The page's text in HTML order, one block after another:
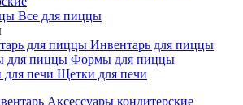
Все для пиццы
Инвентарь для пиццы
Формы для пиццы
Щетки для печи
Аксессуары кондитерские